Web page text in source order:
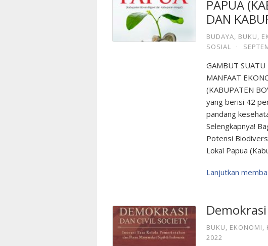
PAPUA
DAN
BUDAYA, BUKU,
SOSIAL
·
GAMBUT SUATU
MANFAAT
(KABUPATEN
yang berisi 42
pandang
Selengkapnya!
Potensi
Lokal Papua
Lanjutkan
BUKU EKONOMI
2022